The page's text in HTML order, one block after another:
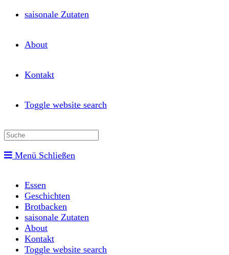
saisonale Zutaten
About
Kontakt
Toggle website search
Menü Schließen
Essen
Geschichten
Brotbacken
saisonale Zutaten
About
Kontakt
Toggle website search